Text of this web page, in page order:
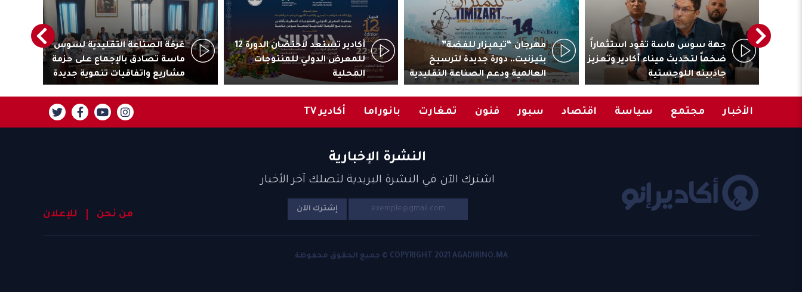
جهة سوس ماسة تقود استثماراً
ضخماً لتحديث ميناء أكادير وتعزيز
جاذبيته اللوجستية
مهرجان “تيميزار للفضة”
بتيزنيت.. دورة جديدة لترسيخ
العالمية ودعم الصناعة التقليدية
أكادير تستعد لاحتضان الدورة 12
للمعرض الدولي للمنتوجات
المحلية
غرفة الصناعة التقليدية لسوس
ماسة تصادق بالإجماع على حزمة
مشاريع واتفاقيات تنموية جديدة
الأخبار مجتمع سياسة اقتصاد سبور فنون تمغارت بانوراما أكادير TV
النشرة الإخبارية
اشترك الآن في النشرة البريدية لتصلك آخر الأخبار
إشترك الآن من نحن للإعلان
COPYRIGHT 2021 AGADIRINO.MA © جميع الحقوق محفوظة